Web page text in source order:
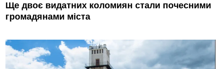
Ще двоє видатних коломиян стали почесними
громадянами міста